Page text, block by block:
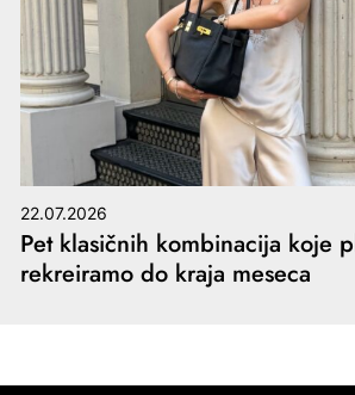
22.07.2026
Pet klasičnih kombinacija koje
rekreiramo do kraja meseca